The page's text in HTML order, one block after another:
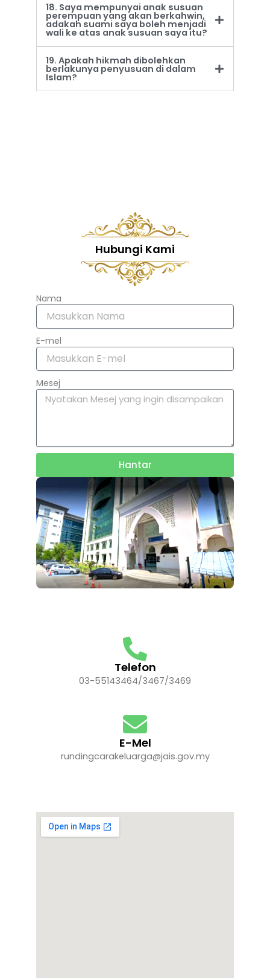
18. Saya mempunyai anak susuan
perempuan yang akan berkahwin,
adakah suami saya boleh menjadi
wali ke atas anak susuan saya itu?
19. Apakah hikmah dibolehkan
berlakunya penyusuan di dalam
Islam?
Hubungi Kami
Nama
E-mel
Mesej
Hantar
Telefon
03-55143464/3467/3469
E-Mel
rundingcarakeluarga@jais.gov.my